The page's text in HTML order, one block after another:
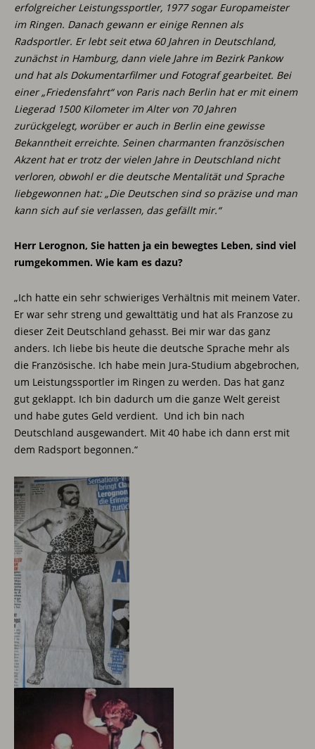
erfolgreicher Leistungssportler, 1977 sogar Europameister
im Ringen. Danach gewann er einige Rennen als
Radsportler. Er lebt seit etwa 60 Jahren in Deutschland,
zunächst in Hamburg, dann viele Jahre im Bezirk Pankow
und hat als Dokumentarfilmer und Fotograf gearbeitet. Bei
einer „Friedensfahrt“ von Paris nach Berlin hat er mit einem
Liegerad 1500 Kilometer im Alter von 70 Jahren
zurückgelegt, worüber er auch in Berlin eine gewisse
Bekanntheit erreichte. Seinen charmanten französischen
Akzent hat er trotz der vielen Jahre in Deutschland nicht
verloren, obwohl er die deutsche Mentalität und Sprache
liebgewonnen hat: „Die Deutschen sind so präzise und man
kann sich auf sie verlassen, das gefällt mir.“
Herr Lerognon, Sie hatten ja ein bewegtes Leben, sind viel
rumgekommen. Wie kam es dazu?
„Ich hatte ein sehr schwieriges Verhältnis mit meinem Vater.
Er war sehr streng und gewalttätig und hat als Franzose zu
dieser Zeit Deutschland gehasst. Bei mir war das ganz
anders. Ich liebe bis heute die deutsche Sprache mehr als
die Französische. Ich habe mein Jura-Studium abgebrochen,
um Leistungssportler im Ringen zu werden. Das hat ganz
gut geklappt. Ich bin dadurch um die ganze Welt gereist
und habe gutes Geld verdient. Und ich bin nach
Deutschland ausgewandert. Mit 40 habe ich dann erst mit
dem Radsport begonnen.“